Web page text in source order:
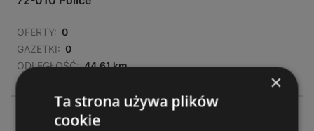
OFERTY: 0
GAZETKI: 0
ODLEGŁOŚĆ: 44,61 km
Netto
×
Ta strona używa plików
cookie